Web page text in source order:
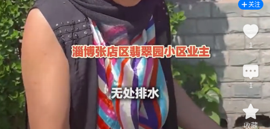
关注
1
1
收藏